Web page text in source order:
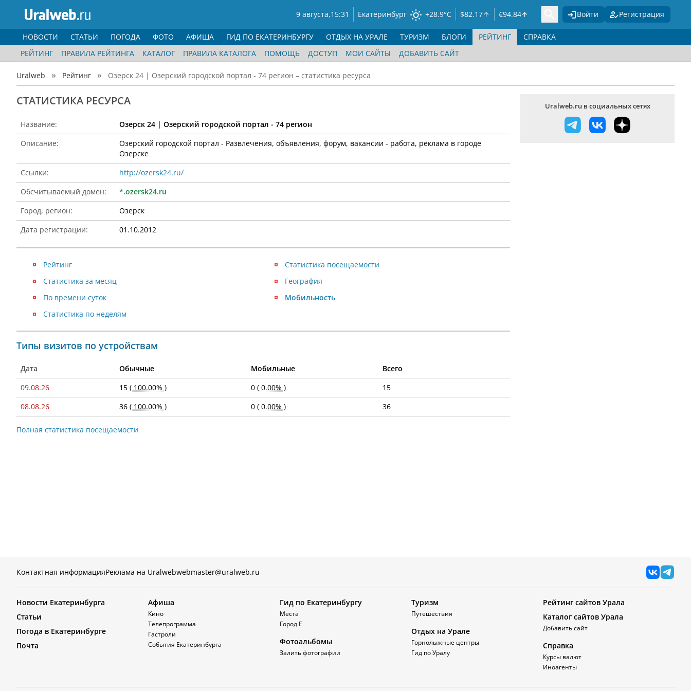
9 августа,15:31 Екатеринбург +28.9°C $82.17 €94.84 Войти Регистрация
НОВОСТИ СТАТЬИ ПОГОДА ФОТО АФИША ГИД ПО ЕКАТЕРИНБУРГУ ОТДЫХ НА УРАЛЕ ТУРИЗМ БЛОГИ
РЕЙТИНГ
РЕЙТИНГ
ПРАВИЛА РЕЙТИНГА КАТАЛОГ ПРАВИЛА КАТАЛОГА ПОМОЩЬ ДОСТУП МОИ САЙТЫ ДОБАВИТЬ САЙТ
СПРАВКА
Uralweb Рейтинг Озерск 24 | Озерский городской портал - 74 регион – статистика ресурса
CТАТИСТИКА РЕСУРСА
Название:
Озерск 24 | Озерский городской портал - 74 регион
Описание:
Озерский городской портал - Развлечения, объявления, форум, вакансии - работа, реклама в городе
Озерске
Ссылки:
http://ozersk24.ru/
Обсчитываемый домен:
*.ozersk24.ru
Город, регион:
Озерск
Дата регистрации:
01.10.2012
Рейтинг
Статистика посещаемости
Статистика за месяц
География
По времени суток
Мобильность
Статистика по неделям
Типы визитов по устройствам
Дата Обычные Мобильные
Всего
09.08.26
15 ( 100.00% ) 0 ( 0.00% )
15
08.08.26
36 ( 100.00% ) 0 ( 0.00% ) 36
Полная статистика посещаемости
Uralweb.ru в социальных сетях
Контактная информацияРеклама на Uralwebwebmaster@uralweb.ru
Новости Екатеринбурга
Статьи
Погода в Екатеринбурге
Почта
Афиша
Кино
Телепрограмма
Гастроли
События Екатеринбурга
Гид по Екатеринбургу
Места
Город Е
Фотоальбомы
Залить фотографии
Туризм
Путешествия
Отдых на Урале
Горнолыжные центры
Гид по Уралу
Рейтинг сайтов Урала
Каталог сайтов Урала
Добавить сайт
Справка
Курсы валют
Иноагенты